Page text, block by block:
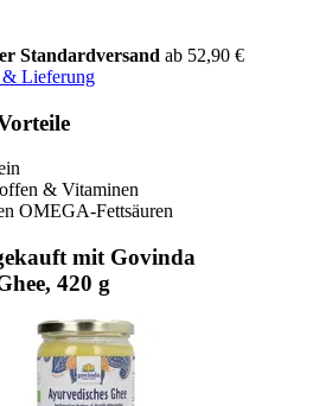
Standardversand ab 52,90 €
& Lieferung
& Vitaminen
OMEGA-Fettsäuren
mit Govinda
420 g